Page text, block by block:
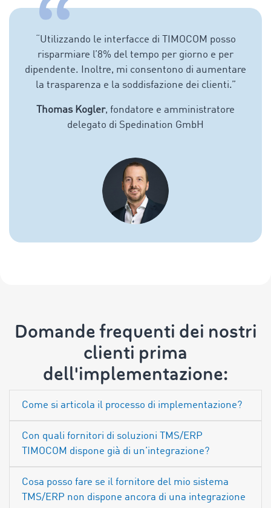
Utilizzando le interfacce di TIMOCOM posso
risparmiare l’8% del tempo per giorno e per
dipendente. Inoltre, mi consentono di aumentare
la trasparenza e la soddisfazione dei clienti.”
Thomas Kogler, fondatore e amministratore
delegato di Spedination GmbH
Domande frequenti dei nostri
clienti prima
dell'implementazione:
Come si articola il processo di implementazione?
Con quali fornitori di soluzioni TMS/ERP
TIMOCOM dispone già di un’integrazione?
Cosa posso fare se il fornitore del mio sistema
TMS/ERP non dispone ancora di una integrazione